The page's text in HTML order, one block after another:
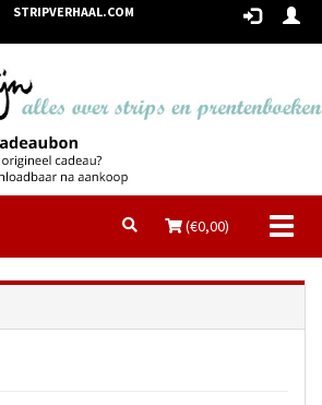
STRIPVERHAAL.COM
(€0,00)